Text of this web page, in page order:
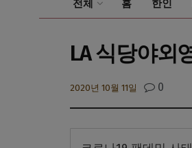
전체 홈 한인
LA 식당야외
2020년 10월 11일 0